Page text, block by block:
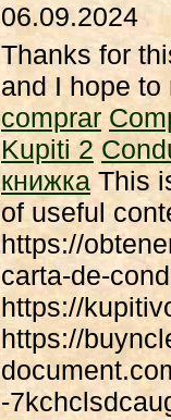
06.09.2024
Thanks for
and I hope to
comprar
Kupiti 2
книжка This
of useful
https://
carta-de-
https://
https://
-